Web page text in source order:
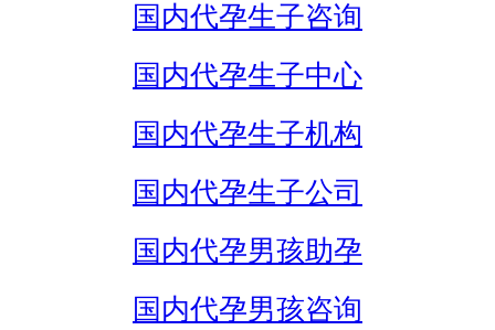
国内代孕生子咨询
国内代孕生子中心
国内代孕生子机构
国内代孕生子公司
国内代孕男孩助孕
国内代孕男孩咨询